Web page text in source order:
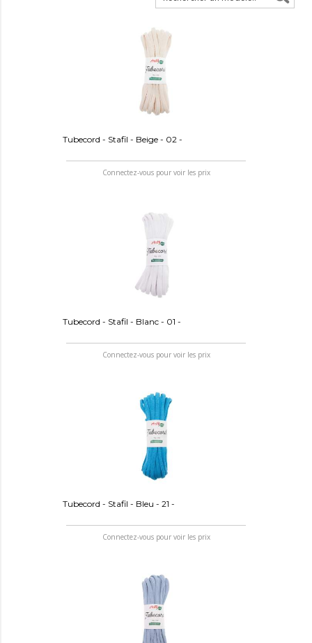
Tubecord - Stafil - Beige - 02 -
Connectez-vous pour voir les prix
Tubecord - Stafil - Blanc - 01 -
Connectez-vous pour voir les prix
Tubecord - Stafil - Bleu - 21 -
Connectez-vous pour voir les prix